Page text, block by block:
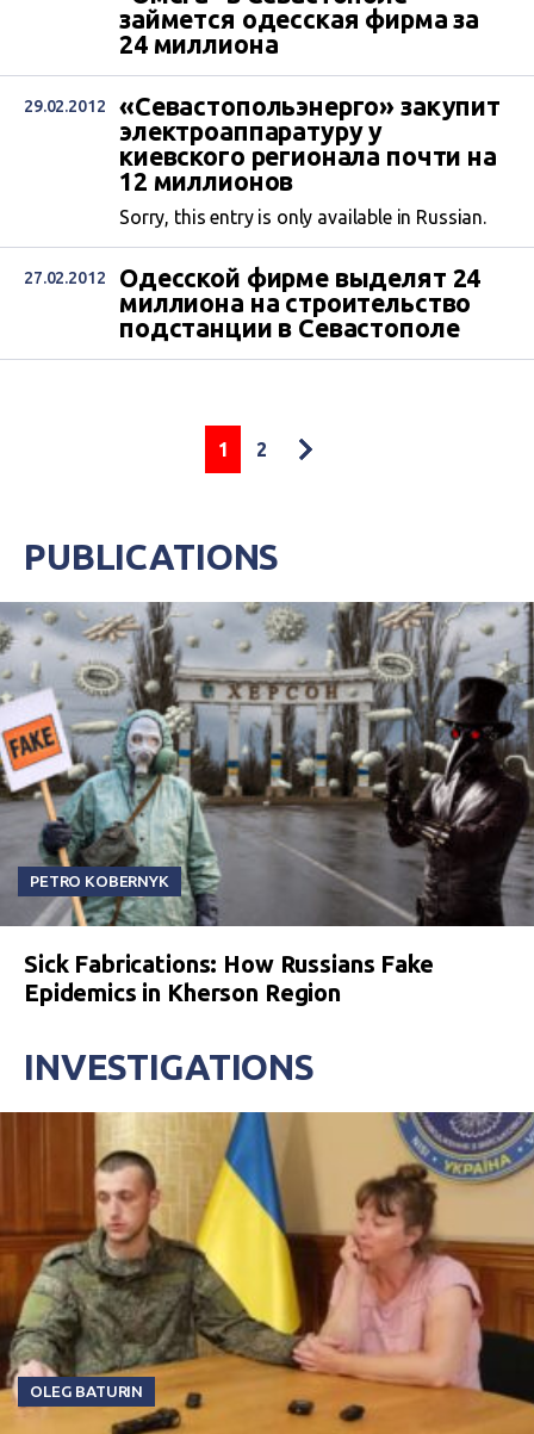
займется одесская фирма за
24 миллиона
29.02.2012
«Севастопольэнерго» закупит
электроаппаратуру у
киевского регионала почти на
12 миллионов
Sorry, this entry is only available in Russian.
27.02.2012
Одесской фирме выделят 24
миллиона на строительство
подстанции в Севастополе
1 2
PUBLICATIONS
PETRO KOBERNYK
Sick Fabrications: How Russians Fake
Epidemics in Kherson Region
INVESTIGATIONS
OLEG BATURIN